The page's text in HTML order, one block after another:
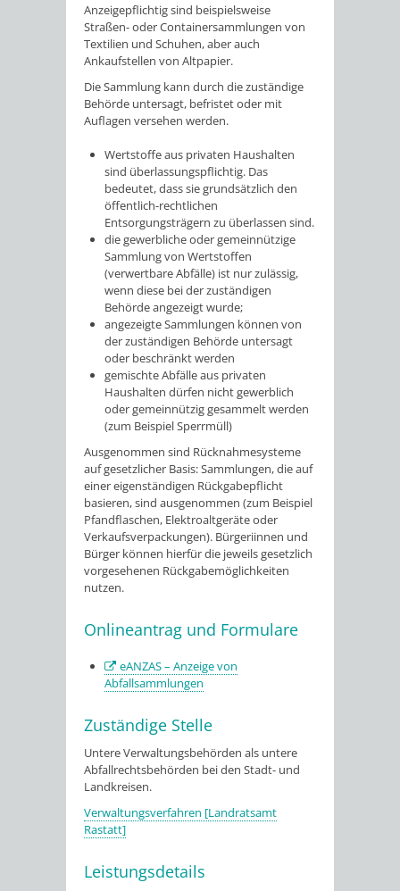
Anzeigepflichtig sind beispielsweise
Straßen- oder Containersammlungen von
Textilien und Schuhen, aber auch
Ankaufstellen von Altpapier.
Die Sammlung kann durch die zuständige
Behörde untersagt, befristet oder mit
Auflagen versehen werden.
Wertstoffe aus privaten Haushalten
sind überlassungspflichtig. Das
bedeutet, dass sie grundsätzlich den
öffentlich-rechtlichen
Entsorgungsträgern zu überlassen sind.
die gewerbliche oder gemeinnützige
Sammlung von Wertstoffen
(verwertbare Abfälle) ist nur zulässig,
wenn diese bei der zuständigen
Behörde angezeigt wurde;
angezeigte Sammlungen können von
der zuständigen Behörde untersagt
oder beschränkt werden
gemischte Abfälle aus privaten
Haushalten dürfen nicht gewerblich
oder gemeinnützig gesammelt werden
(zum Beispiel Sperrmüll)
Ausgenommen sind Rücknahmesysteme
auf gesetzlicher Basis: Sammlungen, die auf
einer eigenständigen Rückgabepflicht
basieren, sind ausgenommen (zum Beispiel
Pfandflaschen, Elektroaltgeräte oder
Verkaufsverpackungen). Bürgeriinnen und
Bürger können hierfür die jeweils gesetzlich
vorgesehenen Rückgabemöglichkeiten
nutzen.
Onlineantrag und Formulare
eANZAS – Anzeige von
Abfallsammlungen
Zuständige Stelle
Untere Verwaltungsbehörden als untere
Abfallrechtsbehörden bei den Stadt- und
Landkreisen.
Verwaltungsverfahren [Landratsamt
Rastatt]
Leistungsdetails